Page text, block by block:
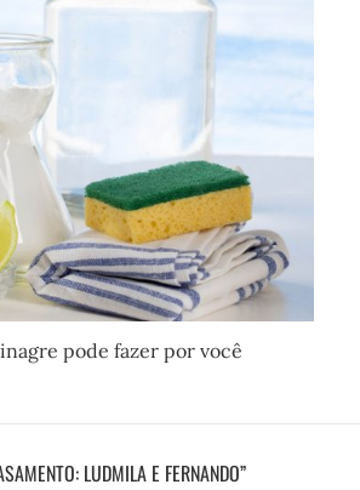
pode fazer por você
LUDMILA E FERNANDO”